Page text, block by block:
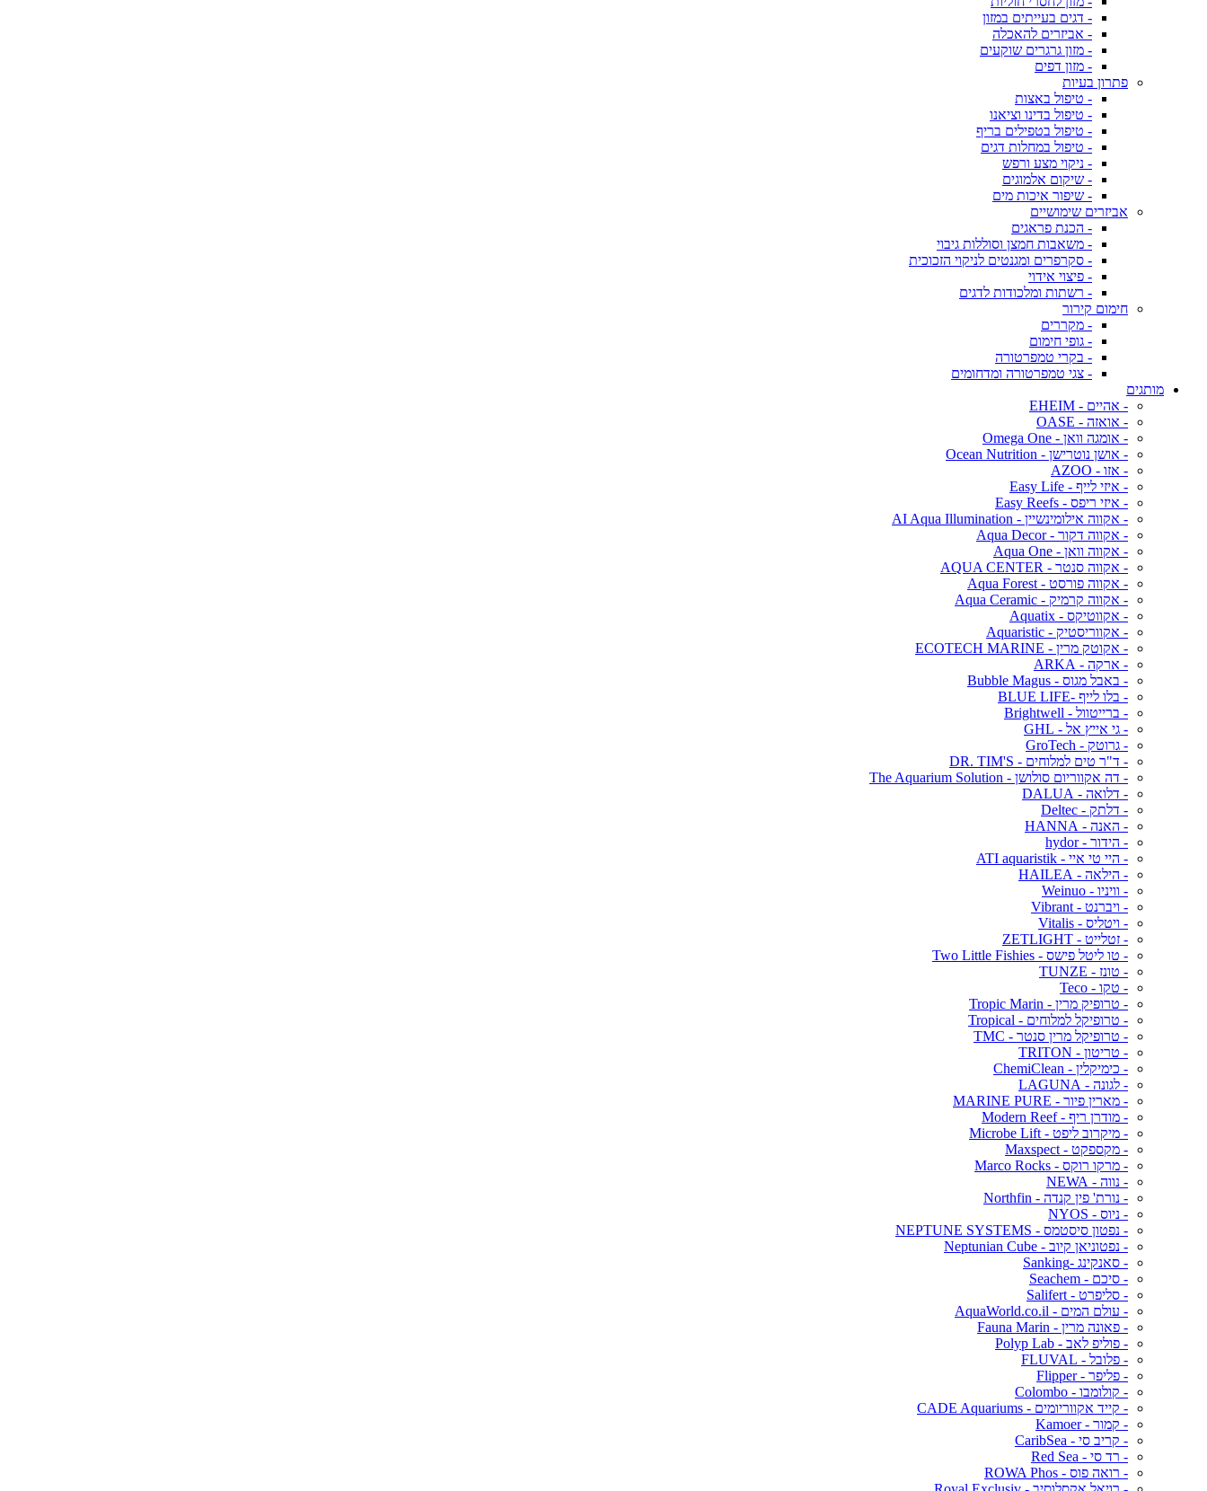
- דגים בעייתים במזון
- אביזרים להאכלה
- מזון גרגרים שוקעים
- מזון דפים
פתרון בעיות
- טיפול באצות
- טיפול בדינו וציאנו
- טיפול בטפילים בריף
- טיפול במחלות דגים
- ניקוי מצע ורפש
- שיקום אלמוגים
- שיפור איכות מים
אביזרים שימושיים
- הכנת פראגים
- משאבות חמצן וסוללות גיבוי
- סקרפרים ומגנטים לניקוי הזכוכית
- פיצוי אידוי
- רשתות ומלכודות לדגים
חימום קירור
- מקררים
- גופי חימום
- בקרי טמפרטורה
- צגי טמפרטורה ומדחומים
מותגים
- אהיים - EHEIM
- אואזה - OASE
- אומגה וואן - Omega One
- אושן נוטרישן - Ocean Nutrition
- אזו - AZOO
- איזי לייף - Easy Life
- איזי ריפס - Easy Reefs
- אקווה אילומינשיין - AI Aqua Illumination
- אקווה דקור - Aqua Decor
- אקווה וואן - Aqua One
- אקווה סנטר - AQUA CENTER
- אקווה פורסט - Aqua Forest
- אקווה קרמיק - Aqua Ceramic
- אקווטיקס - Aquatix
- אקווריסטיק - Aquaristic
- אקוטק מרין - ECOTECH MARINE
- ארקה - ARKA
- באבל מגוס - Bubble Magus
- בלו לייף -BLUE LIFE
- ברייטוול - Brightwell
- גי אייץ אל - GHL
- גרוטק - GroTech
- ד"ר טים למלוחים - DR. TIM'S
- דה אקווריום סולושן - The Aquarium Solution
- דלואה - DALUA
- דלתק - Deltec
- האנה - HANNA
- הידור - hydor
- היי טי איי - ATI aquaristik
- הילאה - HAILEA
- וויניו - Weinuo
- ויברנט - Vibrant
- ויטליס - Vitalis
- זטלייט - ZETLIGHT
- טו ליטל פישס - Two Little Fishies
- טונז - TUNZE
- טקו - Teco
- טרופיק מרין - Tropic Marin
- טרופיקל למלוחים - Tropical
- טרופיקל מרין סנטר - TMC
- טריטון - TRITON
- כימיקלין - ChemiClean
- לגונה - LAGUNA
- מארין פיור - MARINE PURE
- מודרן ריף - Modern Reef
- מיקרוב ליפט - Microbe Lift
- מקספקט - Maxspect
- מרקו רוקס - Marco Rocks
- נווה - NEWA
- נורת' פין קנדה - Northfin
- ניוס - NYOS
- נפטון סיסטמס - NEPTUNE SYSTEMS
- נפטוניאן קיוב - Neptunian Cube
- סאנקינג -Sanking
- סיכם - Seachem
- סליפרט - Salifert
- עולם המים - AquaWorld.co.il
- פאונה מרין - Fauna Marin
- פוליפ לאב - Polyp Lab
- פלובל - FLUVAL
- פליפר - Flipper
- קולומבו - Colombo
- קייד אקווריומים - CADE Aquariums
- קמור - Kamoer
- קריב סי - CaribSea
- רד סי - Red Sea
- רואה פוס - ROWA Phos